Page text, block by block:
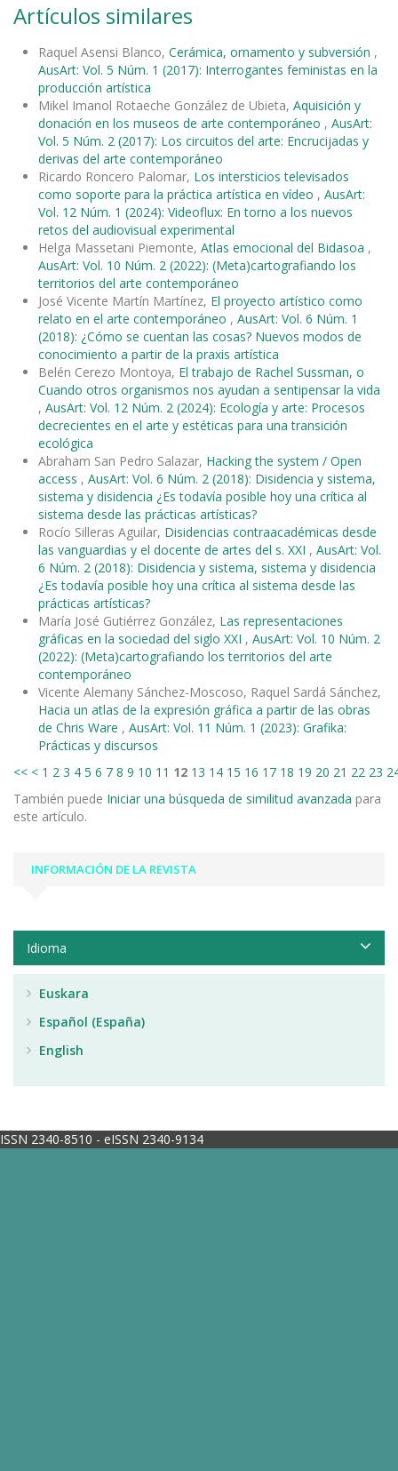
Artículos similares
Raquel Asensi Blanco, Cerámica, ornamento y subversión ,
AusArt: Vol. 5 Núm. 1 (2017): Interrogantes feministas en la
producción artística
Mikel Imanol Rotaeche González de Ubieta, Aquisición y
donación en los museos de arte contemporáneo , AusArt:
Vol. 5 Núm. 2 (2017): Los circuitos del arte: Encrucijadas y
derivas del arte contemporáneo
Ricardo Roncero Palomar, Los intersticios televisados
como soporte para la práctica artística en vídeo , AusArt:
Vol. 12 Núm. 1 (2024): Videoflux: En torno a los nuevos
retos del audiovisual experimental
Helga Massetani Piemonte, Atlas emocional del Bidasoa ,
AusArt: Vol. 10 Núm. 2 (2022): (Meta)cartografiando los
territorios del arte contemporáneo
José Vicente Martín Martínez, El proyecto artístico como
relato en el arte contemporáneo , AusArt: Vol. 6 Núm. 1
(2018): ¿Cómo se cuentan las cosas? Nuevos modos de
conocimiento a partir de la praxis artística
Belén Cerezo Montoya, El trabajo de Rachel Sussman, o
Cuando otros organismos nos ayudan a sentipensar la vida
, AusArt: Vol. 12 Núm. 2 (2024): Ecología y arte: Procesos
decrecientes en el arte y estéticas para una transición
ecológica
Abraham San Pedro Salazar, Hacking the system / Open
access , AusArt: Vol. 6 Núm. 2 (2018): Disidencia y sistema,
sistema y disidencia ¿Es todavía posible hoy una crítica al
sistema desde las prácticas artísticas?
Rocío Silleras Aguilar, Disidencias contraacadémicas desde
las vanguardias y el docente de artes del s. XXI , AusArt: Vol.
6 Núm. 2 (2018): Disidencia y sistema, sistema y disidencia
¿Es todavía posible hoy una crítica al sistema desde las
prácticas artísticas?
María José Gutiérrez González, Las representaciones
gráficas en la sociedad del siglo XXI , AusArt: Vol. 10 Núm. 2
(2022): (Meta)cartografiando los territorios del arte
contemporáneo
Vicente Alemany Sánchez-Moscoso, Raquel Sardá Sánchez,
Hacia un atlas de la expresión gráfica a partir de las obras
de Chris Ware , AusArt: Vol. 11 Núm. 1 (2023): Grafika:
Prácticas y discursos
<< < 1 2 3 4 5 6 7 8 9 10 11 12 13 14 15 16 17 18 19 20 21 22 23
También puede Iniciar una búsqueda de similitud avanzada para
este artículo.
INFORMACIÓN DE LA REVISTA
Idioma
Euskara
Español (España)
English
ISSN 2340-8510 - eISSN 2340-9134